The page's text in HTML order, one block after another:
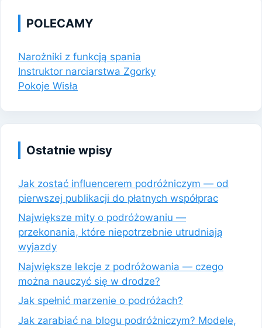
POLECAMY
Narożniki z funkcją spania
Instruktor narciarstwa Zgorky
Pokoje Wisła
Ostatnie wpisy
Jak zostać influencerem podróżniczym — od
pierwszej publikacji do płatnych współprac
Największe mity o podróżowaniu —
przekonania, które niepotrzebnie utrudniają
wyjazdy
Największe lekcje z podróżowania — czego
można nauczyć się w drodze?
Jak spełnić marzenie o podróżach?
Jak zarabiać na blogu podróżniczym? Modele,